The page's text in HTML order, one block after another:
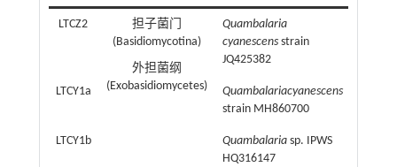
LTCZ2
担子菌门
(Basidiomycotina)
外担菌纲
(Exobasidiomycetes)
Quambalaria
cyanescensstrain
JQ425382
LTCY1a Quambalariacyanescens
strain MH860700
LTCY1b Quambalariasp. IPWS
HQ316147